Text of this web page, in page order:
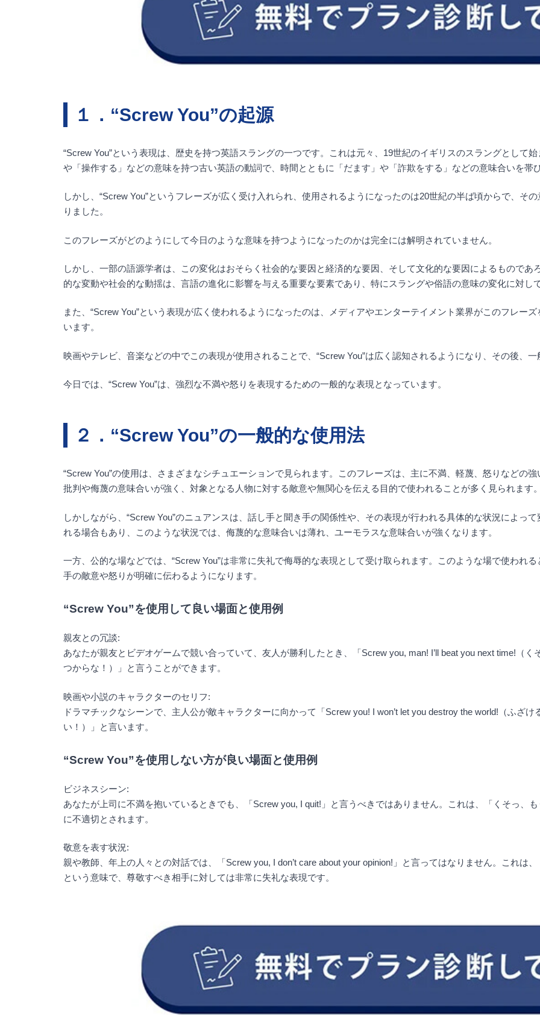
１．“Screw You”の起源
“Screw You”という表現は、歴史を持つ英語スラングの一つです。これは元々、19世紀のイギリスのスラングとして
や「操作する」などの意味を持つ古い英語の動詞で、時間とともに「だます」や「詐欺をする」などの意味合いを帯
しかし、“Screw You”というフレーズが広く受け入れられ、使用されるようになったのは20世紀の半ば頃からで、そ
りました。
このフレーズがどのようにして今日のような意味を持つようになったのかは完全には解明されていません。
しかし、一部の語源学者は、この変化はおそらく社会的な要因と経済的な要因、そして文化的な要因によるものであ
的な変動や社会的な動揺は、言語の進化に影響を与える重要な要素であり、特にスラングや俗語の意味の変化に対し
また、“Screw You”という表現が広く使われるようになったのは、メディアやエンターテイメント業界がこのフレー
います。
映画やテレビ、音楽などの中でこの表現が使用されることで、“Screw You”は広く認知されるようになり、その後、
今日では、“Screw You”は、強烈な不満や怒りを表現するための一般的な表現となっています。
２．“Screw You”の一般的な使用法
“Screw You”の使用は、さまざまなシチュエーションで見られます。このフレーズは、主に不満、軽蔑、怒りなどの
批判や侮蔑の意味合いが強く、対象となる人物に対する敵意や無関心を伝える目的で使われることが多く見られます。
しかしながら、“Screw You”のニュアンスは、話し手と聞き手の関係性や、その表現が行われる具体的な状況によっ
れる場合もあり、このような状況では、侮蔑的な意味合いは薄れ、ユーモラスな意味合いが強くなります。
一方、公的な場などでは、“Screw You”は非常に失礼で侮辱的な表現として受け取られます。このような場で使われ
手の敵意や怒りが明確に伝わるようになります。
“Screw You”を使用して良い場面と使用例
親友との冗談:
あなたが親友とビデオゲームで競い合っていて、友人が勝利したとき、「Screw you, man! I’ll beat you next time!（
つからな！）」と言うことができます。
映画や小説のキャラクターのセリフ:
ドラマチックなシーンで、主人公が敵キャラクターに向かって「Screw you! I won’t let you destroy the world!（ふざ
い！）」と言います。
“Screw You”を使用しない方が良い場面と使用例
ビジネスシーン:
あなたが上司に不満を抱いているときでも、「Screw you, I quit!」と言うべきではありません。これは、「くそっ、
に不適切とされます。
敬意を表す状況:
親や教師、年上の人々との対話では、「Screw you, I don’t care about your opinion!」と言ってはなりません。これは
という意味で、尊敬すべき相手に対しては非常に失礼な表現です。